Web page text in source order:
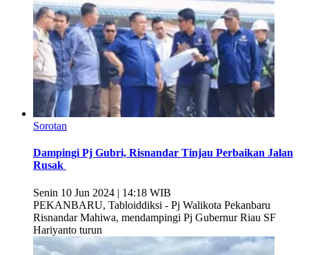
Sorotan
Dampingi Pj Gubri, Risnandar Tinjau Perbaikan Jalan
Rusak
Senin 10 Jun 2024 | 14:18 WIB
PEKANBARU, Tabloiddiksi - Pj Walikota Pekanbaru
Risnandar Mahiwa, mendampingi Pj Gubernur Riau SF
Hariyanto turun